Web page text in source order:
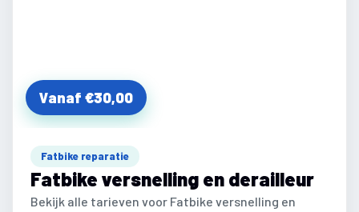
Vanaf €30,00
Fatbike reparatie
Fatbike versnelling en derailleur
Bekijk alle tarieven voor Fatbike versnelling en